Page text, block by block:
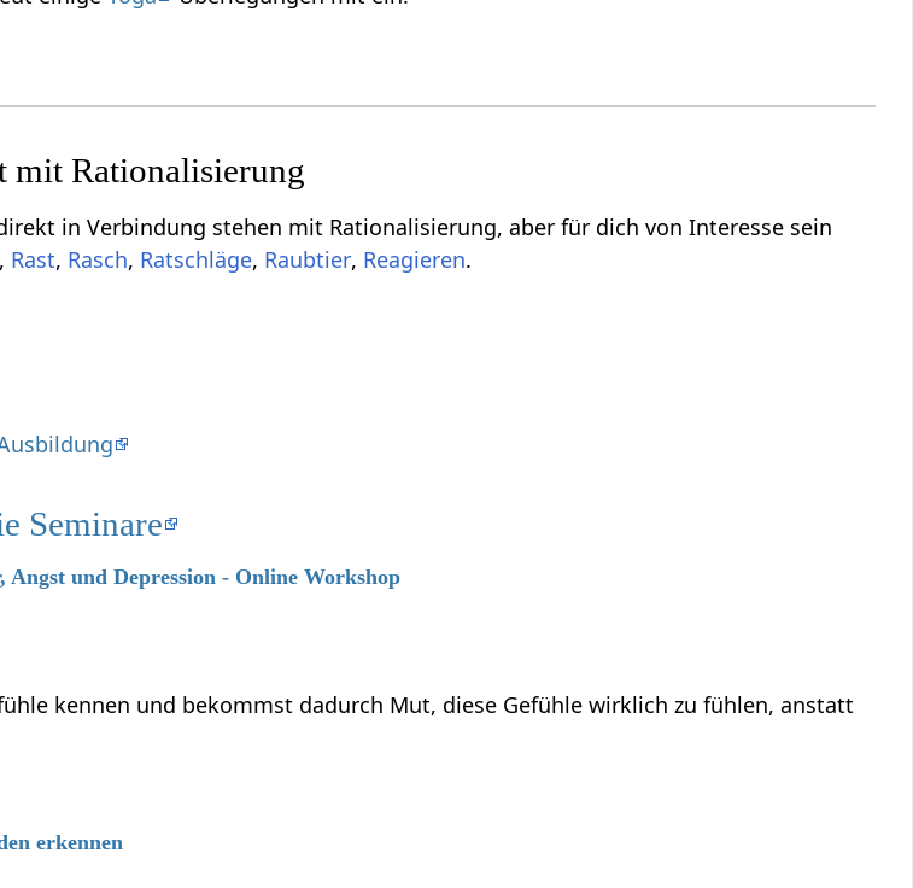
stehen mit Rationalisierung‏‎, aber für dich von Interesse sein
, , , Ratschläge, ,
.
Seminare
Angst und Depression - Online Workshop
kennen und bekommst dadurch Mut, diese Gefühle wirklich zu fühlen, anstatt
erkennen